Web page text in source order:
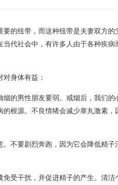
的纽带，而这种纽带是夫妻双方的
代社会中，有许多人由于各种疾病
身体有益：
的男性朋友要弱。戒烟后，我们的
根源。不良情绪会减少睾丸激素，
不要剧烈奔跑，因为它会降低精子
受干扰，并促进精子的产生。清洁